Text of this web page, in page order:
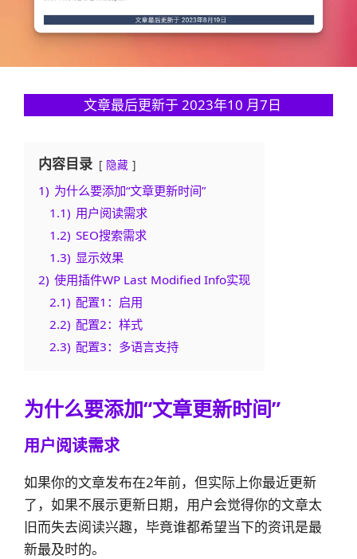
文章最后更新于 2023年10 月7日
内容目录 隐藏
1) 为什么要添加“文章更新时间”
1.1) 用户阅读需求
1.2) SEO搜索需求
1.3) 显示效果
2) 使用插件WP Last Modified Info实现
2.1) 配置1：启用
2.2) 配置2：样式
2.3) 配置3：多语言支持
为什么要添加“文章更新时间”
用户阅读需求
如果你的文章发布在2年前，但实际上你最近更新
了，如果不展示更新日期，用户会觉得你的文章太
旧而失去阅读兴趣，毕竟谁都希望当下的资讯是最
新最及时的。